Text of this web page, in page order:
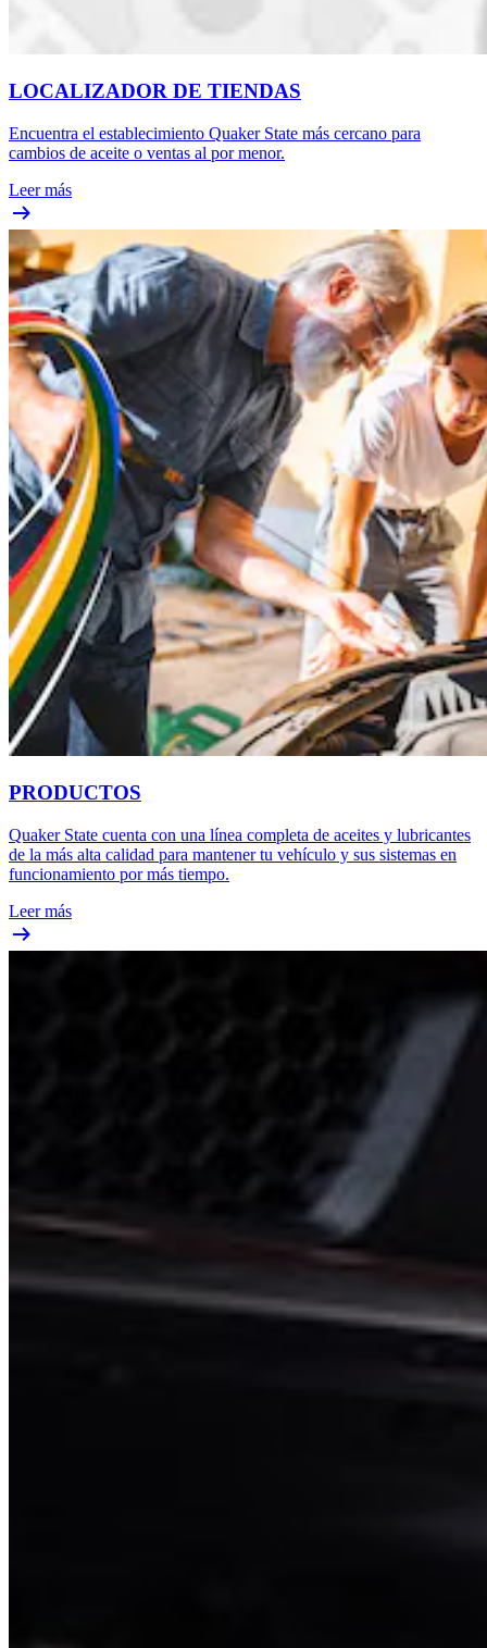
LOCALIZADOR DE TIENDAS
Encuentra el establecimiento Quaker State más cercano para
cambios de aceite o ventas al por menor.
Leer más
PRODUCTOS
Quaker State cuenta con una línea completa de aceites y lubricantes
de la más alta calidad para mantener tu vehículo y sus sistemas en
funcionamiento por más tiempo.
Leer más